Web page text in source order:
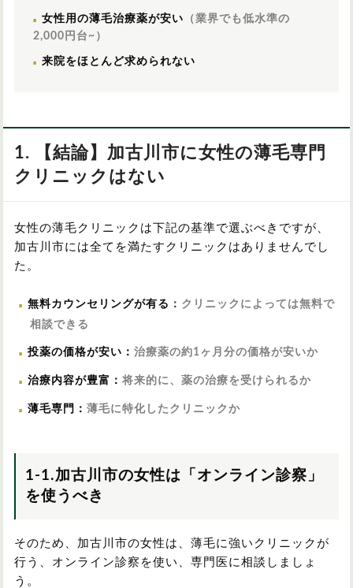
女性用の薄毛治療薬が安い （業界でも低水準の
2,000円台~）
来院をほとんど求められない
1. 【結論】加古川市に女性の薄毛専門
クリニックはない
女性の薄毛クリニックは下記の基準で選ぶべきですが、
加古川市には全てを満たすクリニックはありませんでし
た。
無料カウンセリングが有る ： クリニックによっては無料で
相談できる
投薬の価格が安い ： 治療薬の約1ヶ月分の価格が安いか
治療内容が豊富 ： 将来的に、薬の治療を受けられるか
薄毛専門 ： 薄毛に特化したクリニックか
1-1.加古川市の女性は「オンライン診察」
を使うべき
そのため、加古川市の女性は、薄毛に強いクリニックが
行う、オンライン診察を使い、専門医に相談しましょ
う。